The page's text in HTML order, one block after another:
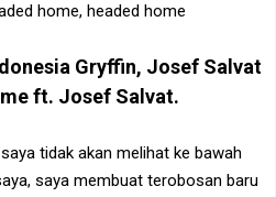
home, headed home
Gryffin, Josef Salvat
ft. Josef Salvat.
tidak akan melihat ke bawah
saya membuat terobosan baru